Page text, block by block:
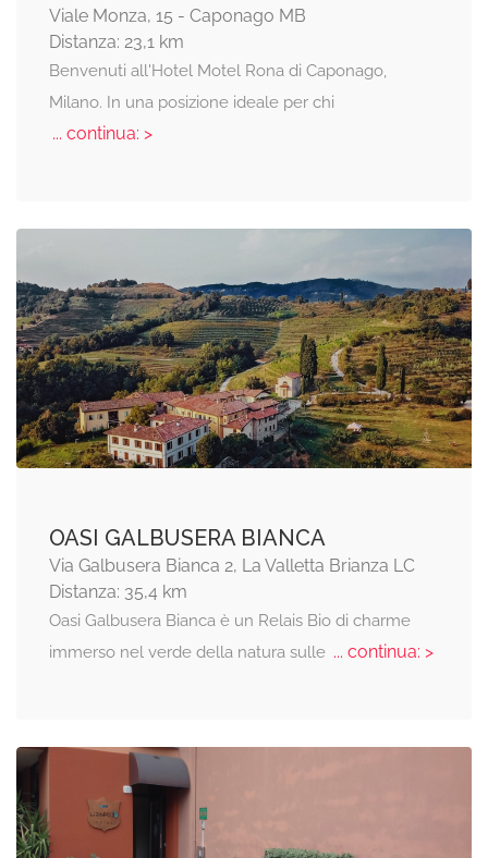
Viale Monza, 15 - Caponago MB
Distanza: 23,1 km
Benvenuti all'Hotel Motel Rona di Caponago,
Milano. In una posizione ideale per chi
... continua: >
OASI GALBUSERA BIANCA
Via Galbusera Bianca 2, La Valletta Brianza LC
Distanza: 35,4 km
Oasi Galbusera Bianca è un Relais Bio di charme
immerso nel verde della natura sulle... continua: >